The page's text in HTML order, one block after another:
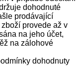
dohodnuté
prodávající
provede až v
na jeho účet,
na zálohové
dohodnuty